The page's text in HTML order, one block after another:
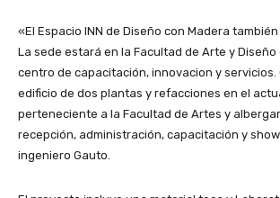
«El Espacio INN de Diseño con Madera
La sede estará en la Facultad de Arte y Diseño
centro de capacitación, innovacion y servicios.
edificio de dos plantas y refacciones en el
perteneciente a la Facultad de Artes y
recepción, administración, capacitación y
ingeniero Gauto.